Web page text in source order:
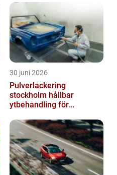
30 juni 2026
Pulverlackering
stockholm hållbar
ytbehandling för